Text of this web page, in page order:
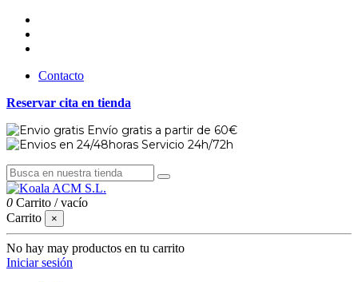
Contacto
Reservar cita en tienda
Envío gratis a partir de 60€
Servicio 24h/72h
0 Carrito /vacío
Carrito
×
No hay may productos en tu carrito
Iniciar sesión